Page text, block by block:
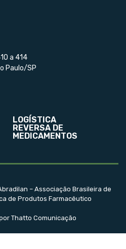
a 414
Paulo/SP
LOGÍSTICA
REVERSA DE
MEDICAMENTOS
– Associação Brasileira de
de Produtos Farmacêutico
Thatto Comunicação